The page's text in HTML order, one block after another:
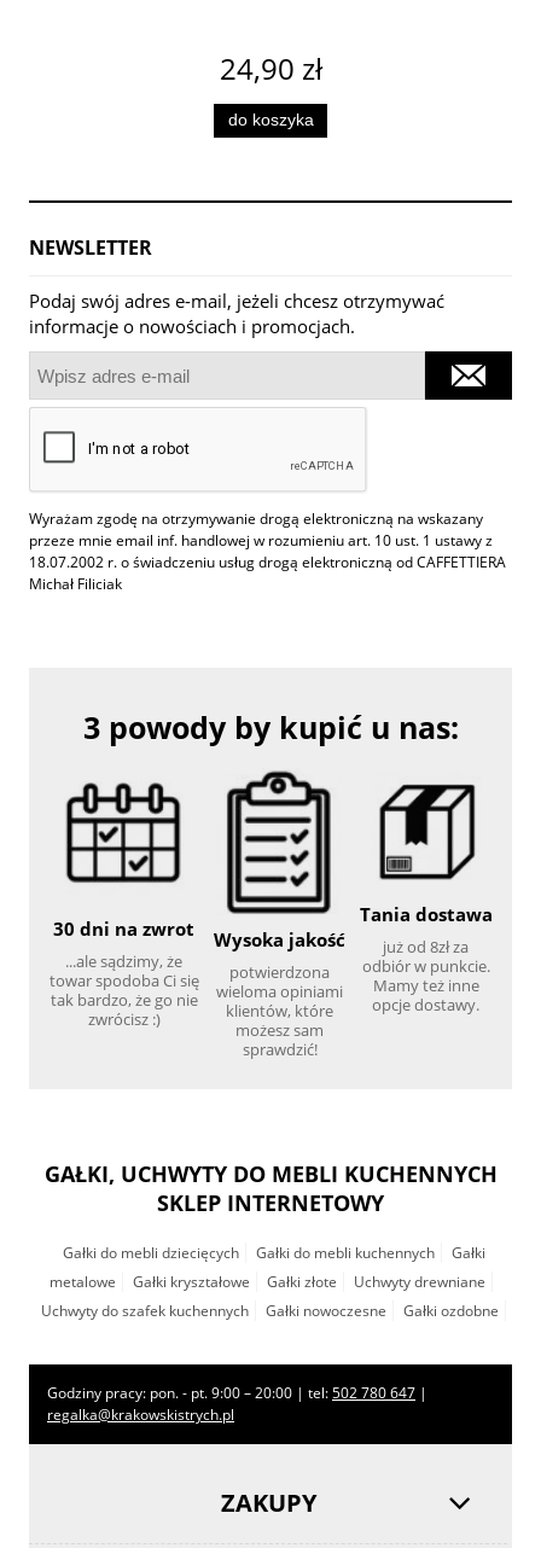
24,90 zł
do koszyka
NEWSLETTER
Podaj swój adres e-mail, jeżeli chcesz otrzymywać
informacje o nowościach i promocjach.
Wyrażam zgodę na otrzymywanie drogą elektroniczną na wskazany
przeze mnie email inf. handlowej w rozumieniu art. 10 ust. 1 ustawy z
18.07.2002 r. o świadczeniu usług drogą elektroniczną od CAFFETTIERA
Michał Filiciak
3 powody by kupić u nas:
30 dni na zwrot
...ale sądzimy, że
towar spodoba Ci się
tak bardzo, że go nie
zwrócisz :)
Wysoka jakość
potwierdzona
wieloma opiniami
klientów, które
możesz sam
sprawdzić!
Tania dostawa
już od 8zł za
odbiór w punkcie.
Mamy też inne
opcje dostawy.
GAŁKI, UCHWYTY DO MEBLI KUCHENNYCH
SKLEP INTERNETOWY
Gałki do mebli dziecięcych Gałki do mebli kuchennych
Gałki
metalowe
Gałki kryształowe Gałki złote
Uchwyty drewniane
Uchwyty do szafek kuchennych
Gałki nowoczesne Gałki ozdobne
Godziny pracy: pon. - pt. 9:00 – 20:00 | tel:502 780 647 |
regalka@krakowskistrych.pl
ZAKUPY